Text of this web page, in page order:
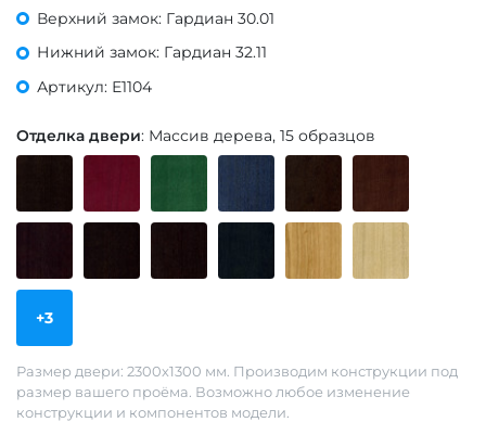
Верхний замок: Гардиан 30.01
Нижний замок: Гардиан 32.11
Артикул: Е1104
Отделка двери: Массив дерева, 15 образцов
+3
Размер двери: 2300х1300 мм. Производим конструкции под
размер вашего проёма. Возможно любое изменение
конструкции и компонентов модели.